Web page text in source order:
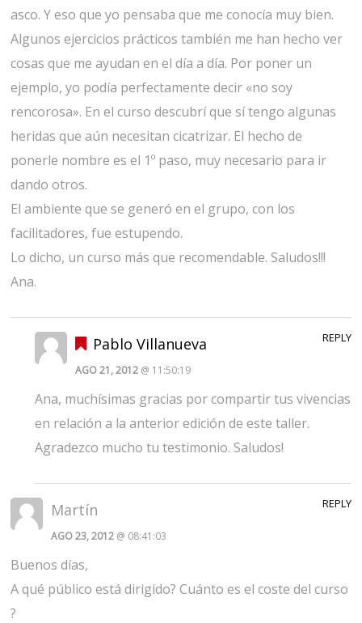
asco. Y eso que yo pensaba que me conocía muy bien.
Algunos ejercicios prácticos también me han hecho ver
cosas que me ayudan en el día a día. Por poner un
ejemplo, yo podía perfectamente decir «no soy
rencorosa». En el curso descubrí que sí tengo algunas
heridas que aún necesitan cicatrizar. El hecho de
ponerle nombre es el 1º paso, muy necesario para ir
dando otros.
El ambiente que se generó en el grupo, con los
facilitadores, fue estupendo.
Lo dicho, un curso más que recomendable. Saludos!!!
Ana.
Pablo Villanueva
AGO 21, 2012 @ 11:50:19
Ana, muchísimas gracias por compartir tus vivencias
en relación a la anterior edición de este taller.
Agradezco mucho tu testimonio. Saludos!
REPLY
Martín
AGO 23, 2012 @ 08:41:03
Buenos días,
A qué público está dirigido? Cuánto es el coste del curso
?
REPLY